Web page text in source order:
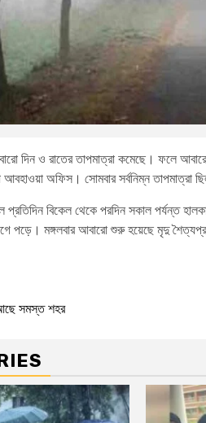
দিন ও রাতের তাপমাত্রা কমেছে। ফলে
আবহাওয়া অফিস। সোমবার সর্বনিম্ন তাপমাত্রা
বিকেল থেকে পরদিন সকাল পর্যন্ত
পড়ে। মঙ্গলবার আবারো শুরু হয়েছে মৃদু
সমস্ত শহর